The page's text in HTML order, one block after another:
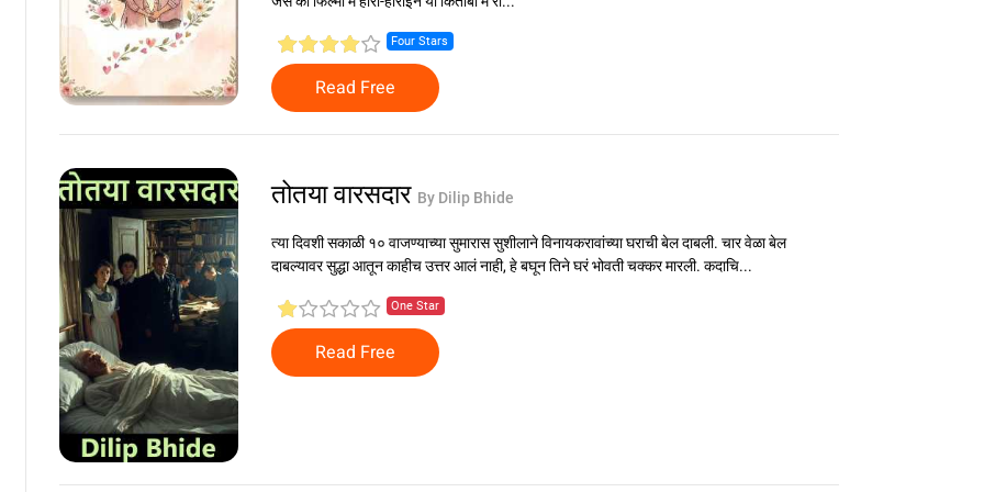
Four Stars
Read Free
तोतया वारसदार By Dilip Bhide
त्या दिवशी सकाळी १० वाजण्याच्या सुमारास सुशीलाने विनायकरावांच्या घराची बेल दाबली. चार वेळा बेल
दाबल्यावर सुद्धा आतून काहीच उत्तर आलं नाही, हे बघून तिने घरं भोवती चक्कर मारली. कदाचि...
One Star
Read Free